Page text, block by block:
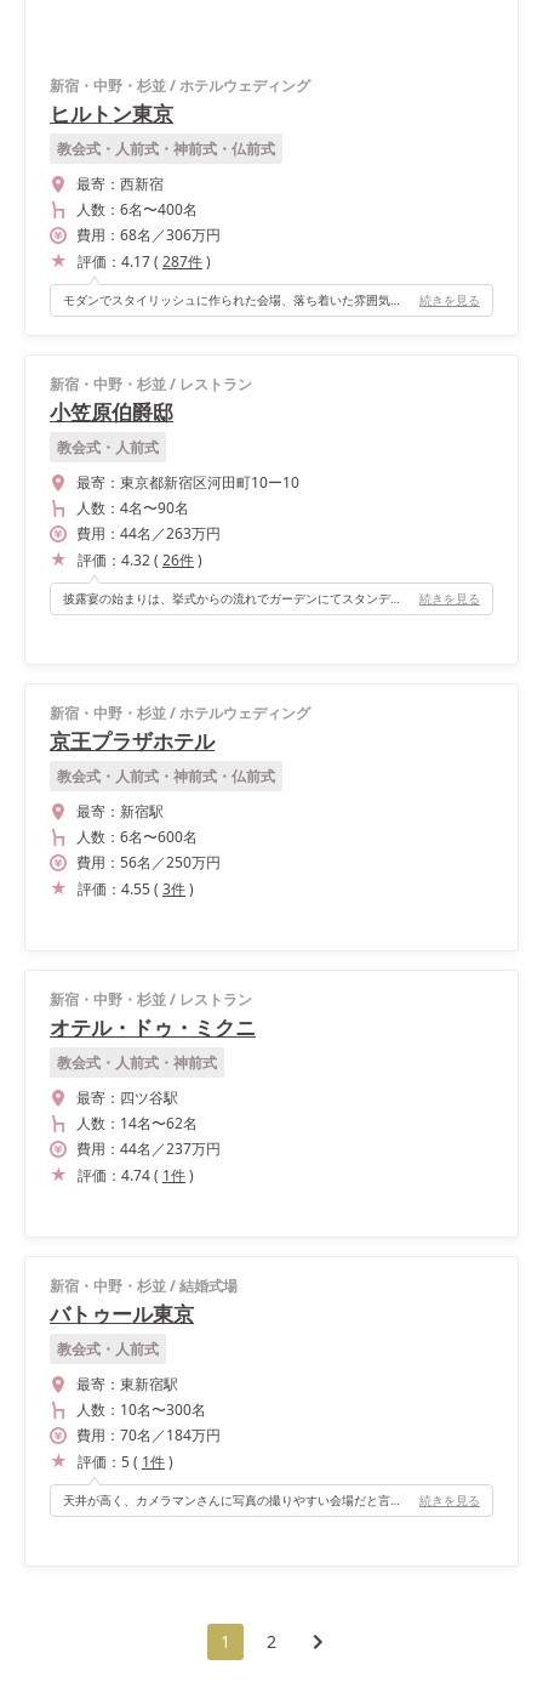
新宿・中野・杉並/ホテルウェディング
ヒルトン東京
教会式・人前式・神前式・仏前式
最寄： 西新宿
人数： 6名〜400名
費用： 68名 ／306万円
評価： 4.17( 287件)
モダンでスタイリッシュに作られた会場、落ち着いた雰囲気が私たちにマッチしていました。 披露宴会場は天井が高く開放的で圧迫感がないところが 魅力的でした。 続きを見る
新宿・中野・杉並/ レストラン
小笠原伯爵邸
教会式・人前式
最寄： 東京都新宿区河田町10ー10
人数： 4名〜90名
費用： 44名 ／263万円
評価： 4.32( 26件)
披露宴の始まりは、挙式からの流れでガーデンにてスタンディングのまま乾杯をし、自由に動き回りながらピンチョスをいただく形です。ピンチョスの演出は特にゲストに好評でした。 その後、室内に移動し着席の料理を楽しんだ後、パティオの階段から登場しファーストダンスに移りました。 このパティオが本当に素敵で、まるでヨーロッパにいるかのような気持ちになれます。ただ、人数に対して少し狭かったです。やりたいと思っていたダイニングルームでのカジノルーレットもゲストに喜ばれ、とても写真映えしました。 ガーデンやパティオもありながら、屋内は3部屋を自由に行き来できます。どのお部屋も重厚感に溢れ全く異なるシーンを描くことができるので、写真を撮るのがとても楽しかったです。 続きを見る
新宿・中野・杉並/ホテルウェディング
京王プラザホテル
教会式・人前式・神前式・仏前式
最寄： 新宿駅
人数： 6名〜600名
費用： 56名 ／250万円
評価： 4.55( 3件)
新宿・中野・杉並/ レストラン
オテル・ドゥ・ミクニ
教会式・人前式・神前式
最寄： 四ツ谷駅
人数： 14名〜62名
費用： 44名 ／237万円
評価： 4.74( 1件)
新宿・中野・杉並/結婚式場
バトゥール東京
教会式・人前式
最寄： 東新宿駅
人数： 10名〜300名
費用： 70名 ／184万円
評価： 5( 1件)
天井が高く、カメラマンさんに写真の撮りやすい会場だと言われました。 とにかく人をたくさん呼びたかったので、広い会場でよかったです。 また、音楽の種類が4万曲ほど収納されてるので、使いたい曲を言えば会場で用意してくれるのは、本当に助かりました。 続きを見る
1 2